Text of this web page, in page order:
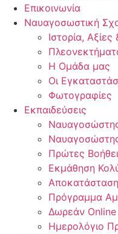
Επικοινωνία
Ναυαγοσωστική
Ιστορία,
Η Ομάδα μας
Οι
Φωτογραφίες
Εκπαιδεύσεις
Πρώτες
Εκμάθηση
Πρόγραμμα
Δωρεάν Online
Ημερολόγιο